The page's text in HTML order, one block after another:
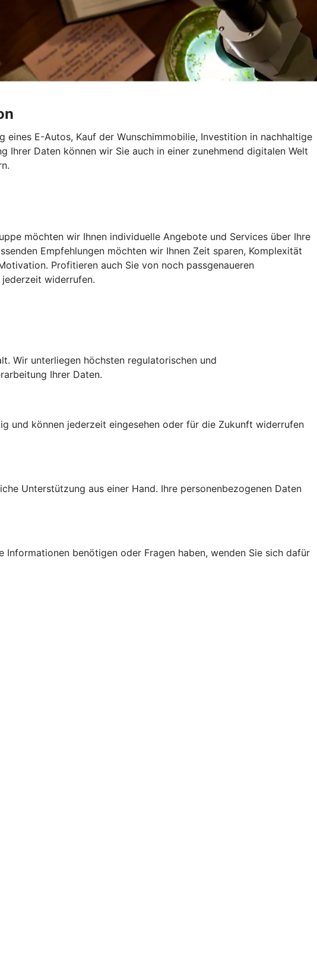
E-Autos, Kauf der Wunschimmobilie, Investition in nachhaltige
Ihrer Daten können wir Sie auch in einer zunehmend digitalen Welt
möchten wir Ihnen individuelle Angebote und Services über Ihre
Empfehlungen möchten wir Ihnen Zeit sparen, Komplexität
Profitieren auch Sie von noch passgenaueren
jederzeit widerrufen.
Wir unterliegen höchsten regulatorischen und
Ihrer Daten.
und können jederzeit eingesehen oder für die Zukunft widerrufen
Unterstützung aus einer Hand. Ihre personenbezogenen Daten
benötigen oder Fragen haben, wenden Sie sich dafür